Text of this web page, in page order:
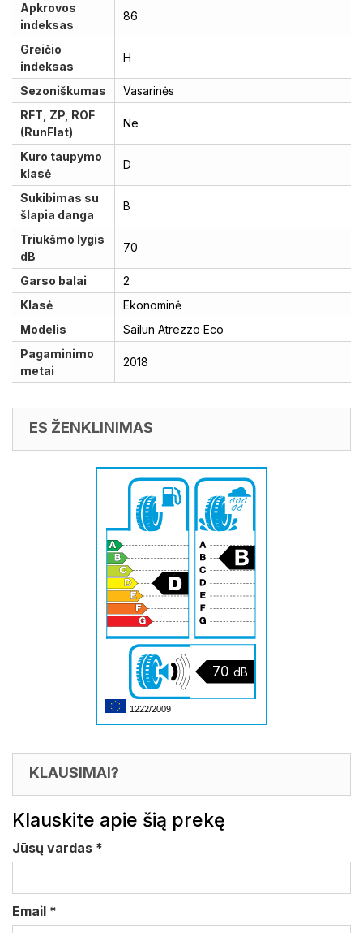
Apkrovos
indeksas
86
Greičio
indeksas
H
Sezoniškumas
Vasarinės
RFT, ZP, ROF
(RunFlat)
Ne
Kuro taupymo
klasė
D
Sukibimas su
šlapia danga
B
Triukšmo lygis
dB
70
Garso balai
2
Klasė
Ekonominė
Modelis
Sailun Atrezzo Eco
Pagaminimo
metai
2018
ES ŽENKLINIMAS
70 dB
1222/2009
KLAUSIMAI?
Klauskite apie šią prekę
Jūsų vardas *
Email *